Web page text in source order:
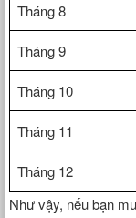
Tháng 8
Tháng 9
Tháng 10
Tháng 11
Tháng 12
Như vậy, nếu bạn